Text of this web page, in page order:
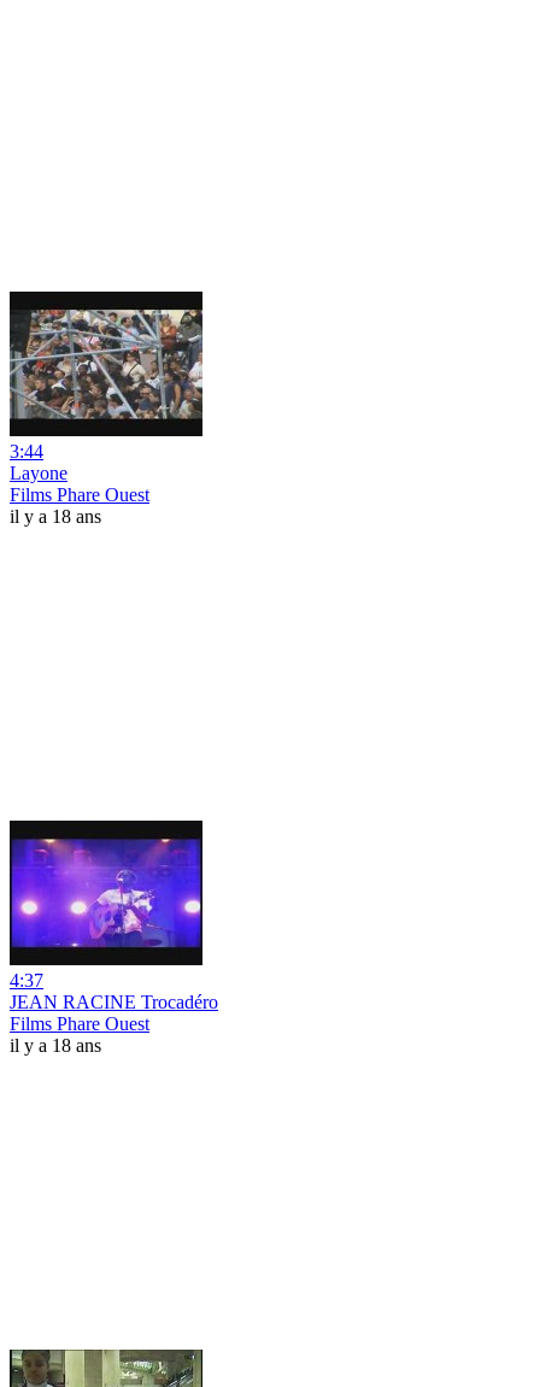
3:44
Layone
Films Phare Ouest
il y a 18 ans
4:37
JEAN RACINE Trocadéro
Films Phare Ouest
il y a 18 ans